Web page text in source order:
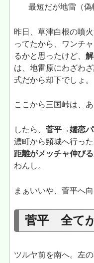
最短だが地雷（偽
昨日、草津白根の噴
ってたから、ワンチ
るかと思ったけど、
は、地雷原にわざわ
式だから却下でしょ。
ここから三国峠は、あ
したら、菅平→嬬恋パ
濃町から頸城へ行っ
距離がメッチャ伸びる
わんし。
まぁいいや、菅平へ向
菅平 全て
ツルヤ前を南へ。左